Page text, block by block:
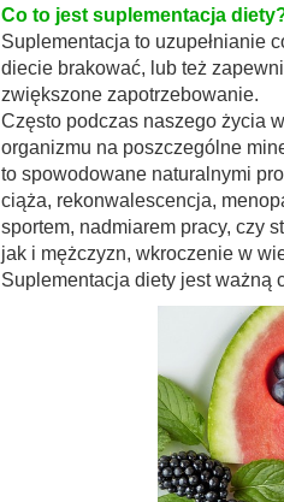
Co to jest suplementacja
Suplementacja to uzupełnianie
diecie brakować, lub też
zwiększone zapotrzebowanie.
Często podczas naszego życia
organizmu na poszczególne
to spowodowane naturalnymi
ciąża, rekonwalescencja,
sportem, nadmiarem pracy, czy
jak i mężczyzn, wkroczenie w
Suplementacja diety jest ważną